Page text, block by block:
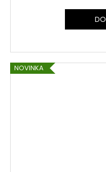
NOVINKA